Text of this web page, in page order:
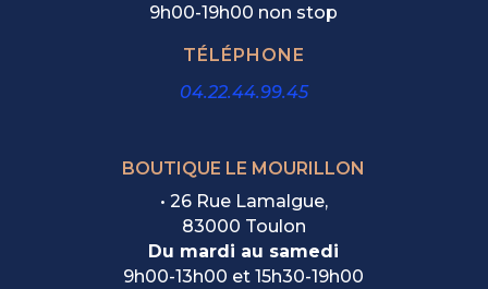
9h00-19h00 non stop
TÉLÉPHONE
04.22.44.99.45
BOUTIQUE LE MOURILLON
• 26 Rue Lamalgue,
83000 Toulon
Du mardi au samedi
9h00-13h00 et 15h30-19h00